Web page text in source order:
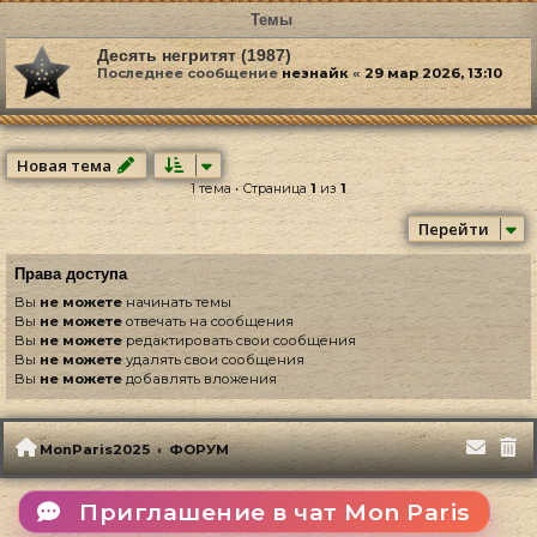
Темы
Десять негритят (1987)
Последнее сообщениенезнайк «29 мар 2026, 13:10
Новая тема
1 тема • Страница 1из 1
Перейти
Права доступа
Вы не можетеначинать темы
Вы не можете отвечать на сообщения
Вы не можете редактировать свои сообщения
Выне можетеудалять свои сообщения
Вы не можете добавлять вложения
MonParis2025 ФОРУМ
Приглашение в чат Mon Paris